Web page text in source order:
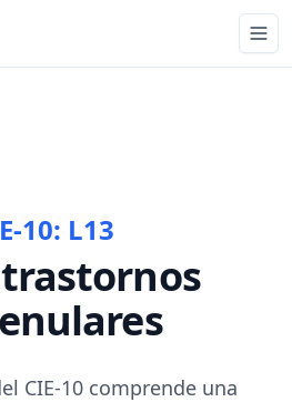
10: L13
CIE-10 comprende una